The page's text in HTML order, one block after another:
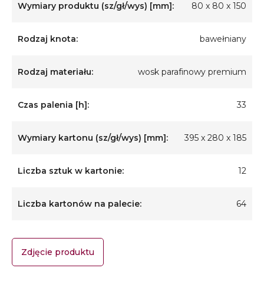
Wymiary produktu (sz/gł/wys) [mm]: 80 x 80 x 150
Rodzaj knota: bawełniany
Rodzaj materiału: wosk parafinowy premium
Czas palenia [h]: 33
Wymiary kartonu (sz/gł/wys) [mm]: 395 x 280 x 185
Liczba sztuk w kartonie: 12
Liczba kartonów na palecie: 64
Zdjęcie produktu